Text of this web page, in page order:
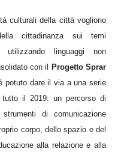
culturali della città vogliono
cittadinanza sui temi
utilizzando linguaggi non
con il
Progetto Sprar
potuto dare il via a una serie
tutto il 2019: un percorso di
di comunicazione
corpo, dello spazio e del
alla relazione e alla